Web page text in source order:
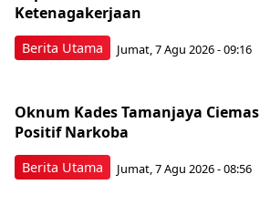
Berita Utama
Ketenagakerjaan
Jumat, 7 Agu 2026 - 09:16
Berita Utama
Oknum Kades Tamanjaya Ciemas
Positif Narkoba
Jumat, 7 Agu 2026 - 08:56